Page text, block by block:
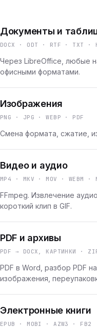
Документы и
DOCX · ODT · RTF · TXT ·
Через LibreOffice, любые
офисными форматами.
Изображения
PNG · JPG · WEBP · PDF
Смена формата, сжатие,
Видео и аудио
MP4 · MKV · MOV · WEBM ·
FFmpeg. Извлечение
короткий клип в GIF.
PDF и архивы
PDF → DOCX, КАРТИНКИ ·
PDF в Word, разбор PDF
изображения,
Электронные книги
EPUB · MOBI · AZW3 · FB2